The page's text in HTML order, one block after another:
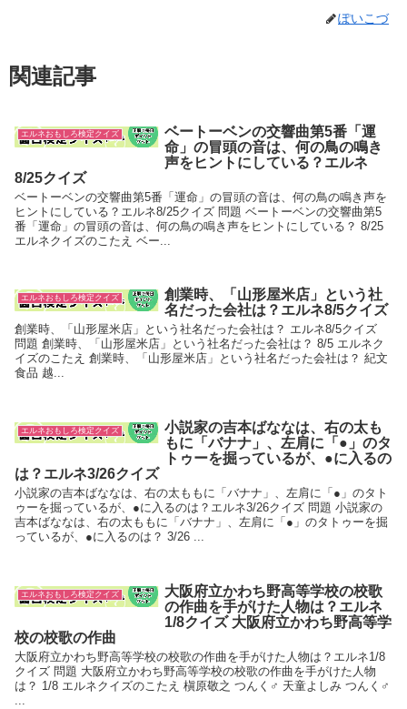
ぽいこづ
関連記事
エルネおもしろ検定クイズ
ベートーベンの交響曲第5番「運
命」の冒頭の音は、何の鳥の鳴き
声をヒントにしている？エルネ
8/25クイズ
ベートーベンの交響曲第5番「運命」の冒頭の音は、何の鳥の鳴き声を
ヒントにしている？エルネ8/25クイズ 問題 ベートーベンの交響曲第5
番「運命」の冒頭の音は、何の鳥の鳴き声をヒントにしている？ 8/25
エルネクイズのこたえ ベー...
エルネおもしろ検定クイズ
創業時、「山形屋米店」という社
名だった会社は？エルネ8/5クイズ
創業時、「山形屋米店」という社名だった会社は？ エルネ8/5クイズ
問題 創業時、「山形屋米店」という社名だった会社は？ 8/5 エルネク
イズのこたえ 創業時、「山形屋米店」という社名だった会社は？ 紀文
食品 越...
エルネおもしろ検定クイズ
小説家の吉本ばななは、右の太も
もに「バナナ」、左肩に「●」のタ
トゥーを掘っているが、●に入るの
は？エルネ3/26クイズ
小説家の吉本ばななは、右の太ももに「バナナ」、左肩に「●」のタト
ゥーを掘っているが、●に入るのは？エルネ3/26クイズ 問題 小説家の
吉本ばななは、右の太ももに「バナナ」、左肩に「●」のタトゥーを掘
っているが、●に入るのは？ 3/26 ...
エルネおもしろ検定クイズ
大阪府立かわち野高等学校の校歌
の作曲を手がけた人物は？エルネ
1/8クイズ 大阪府立かわち野高等学
校の校歌の作曲
大阪府立かわち野高等学校の校歌の作曲を手がけた人物は？エルネ1/8
クイズ 問題 大阪府立かわち野高等学校の校歌の作曲を手がけた人物
は？ 1/8 エルネクイズのこたえ 槇原敬之 つんく♂ 天童よしみ つんく♂
...